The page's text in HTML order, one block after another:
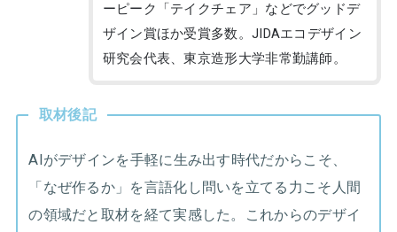
ーピーク「テイクチェア」などでグッドデ
ザイン賞ほか受賞多数。JIDAエコデザイン
研究会代表、東京造形大学非常勤講師。
取材後記
AIがデザインを手軽に生み出す時代だからこそ、
「なぜ作るか」を言語化し問いを立てる力こそ人間
の領域だと取材を経て実感した。これからのデザイ